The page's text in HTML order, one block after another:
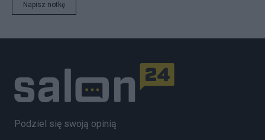
Napisz notkę
Podziel się swoją opinią